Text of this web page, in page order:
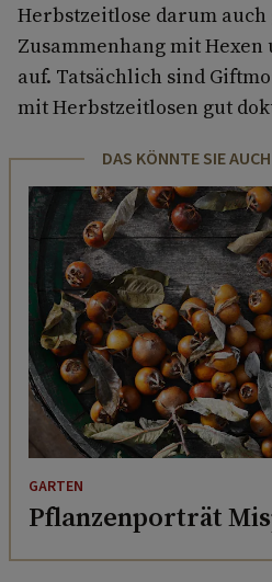
Herbstzeitlose darum
Zusammenhang mit
auf. Tatsächlich sind
mit Herbstzeitlosen gut
DAS KÖNNTE SIE
GARTEN
Pflanzenporträt